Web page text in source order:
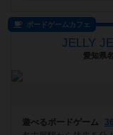
ボードゲームカフェ
JELLY
愛知県
遊べるボードゲーム